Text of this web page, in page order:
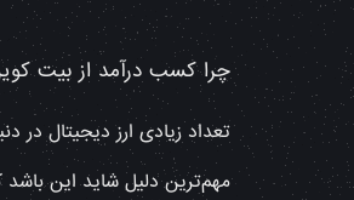
چرا کسب درآمد از بیت
تعداد زیادی ارز دیجیتال در
مهم‌ترین دلیل شاید این باشد